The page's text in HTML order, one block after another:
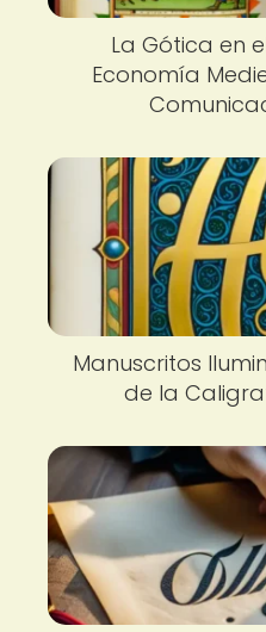
La Gótica en
Economía
Manuscritos
de la